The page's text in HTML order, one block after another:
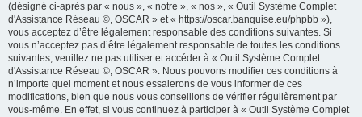
(désigné ci-après par « nous », « notre », « nos », « Outil Système Complet
d'Assistance Réseau ©, OSCAR » et « https://oscar.banquise.eu/phpbb »),
vous acceptez d’être légalement responsable des conditions suivantes. Si
vous n’acceptez pas d’être légalement responsable de toutes les conditions
suivantes, veuillez ne pas utiliser et accéder à « Outil Système Complet
d'Assistance Réseau ©, OSCAR ». Nous pouvons modifier ces conditions à
n’importe quel moment et nous essaierons de vous informer de ces
modifications, bien que nous vous conseillons de vérifier régulièrement par
vous-même. En effet, si vous continuez à participer à « Outil Système Complet